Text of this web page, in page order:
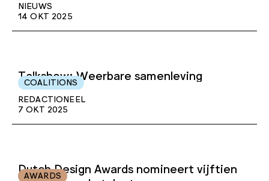
NIEUWS
14 OKT 2025
COALITIONS
Talkshow: Weerbare samenleving
REDACTIONEEL
7 OKT 2025
AWARDS
Dutch Design Awards nomineert vijftien